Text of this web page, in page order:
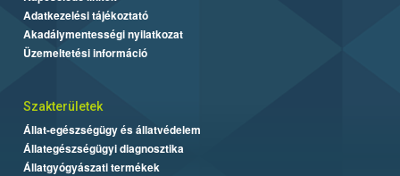
Adatkezelési tájékoztató
Akadálymentességi nyilatkozat
Üzemeltetési információ
Szakterületek
Állat-egészségügy és állatvédelem
Állategészségügyi diagnosztika
Állatgyógyászati termékek